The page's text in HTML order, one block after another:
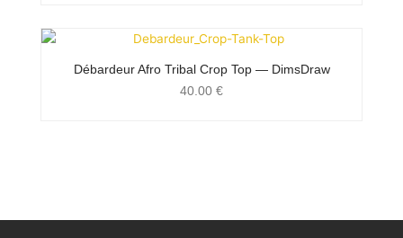
Débardeur Afro Tribal Crop Top — DimsDraw
40.00 €